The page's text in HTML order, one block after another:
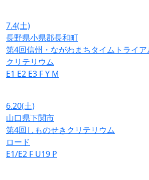
7.4(土)
長野県小県郡長和町
第4回信州・ながわまちタイムトライア
クリテリウム
E1 E2 E3 FY M
6.20(土)
山口県下関市
第4回しものせきクリテリウム
ロード
E1/E2 F U19 P